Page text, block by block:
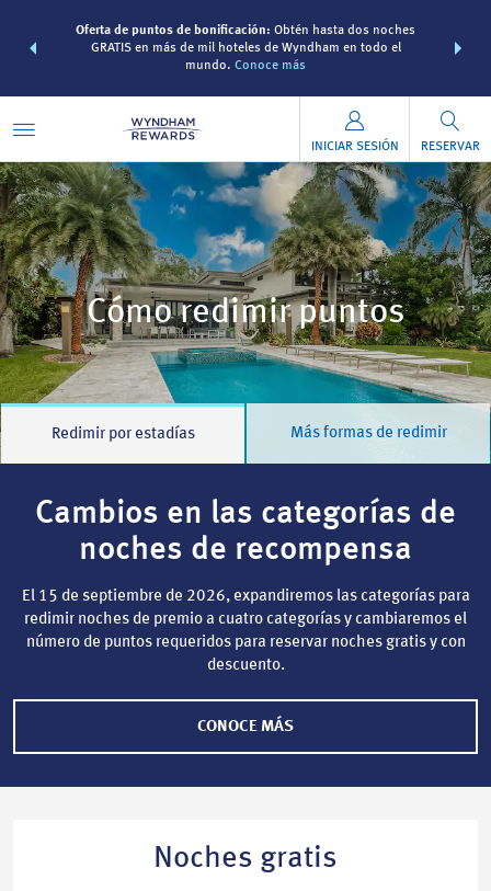
Oferta de puntos de bonificación:Obtén hasta dos noches
GRATIS en más de mil hoteles de Wyndham en todo el
mundo.Conoce más
viaje de
INICIAR SESIÓN RESERVAR
Cómo redimir puntos
Redimir por estadías Más formas de redimir
Cambios en las categorías de
noches de recompensa
El 15 de septiembre de 2026, expandiremos las categorías para
redimir noches de premio a cuatro categorías y cambiaremos el
número de puntos requeridos para reservar noches gratis y con
descuento.
CONOCE MÁS
Noches gratis